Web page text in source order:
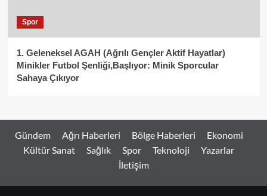
Spor
1. Geleneksel AGAH (Ağrılı Gençler Aktif Hayatlar)
Minikler Futbol Şenliği,Başlıyor: Minik Sporcular
Sahaya Çıkıyor
Gündem Ağrı Haberleri Bölge Haberleri
Ekonomi
Kültür Sanat
Sağlık Spor Teknoloji
Yazarlar
İletişim